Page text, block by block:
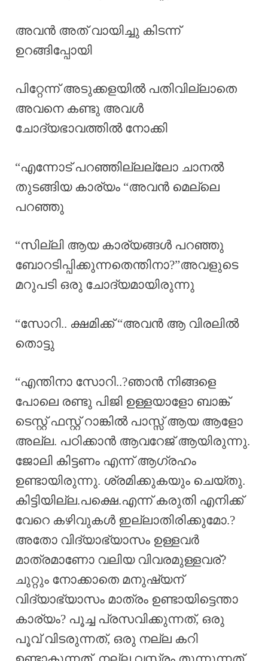
അവൻ അത് വായിച്ചു കിടന്ന്
ഉറങ്ങിപ്പോയി
പിറ്റേന്ന് അടുക്കളയിൽ പതിവില്ലാതെ
അവനെ കണ്ടു അവൾ
ചോദ്യഭാവത്തിൽ നോക്കി
“എന്നോട് പറഞ്ഞില്ലല്ലോ ചാനൽ
തുടങ്ങിയ കാര്യം “അവൻ മെല്ലെ
പറഞ്ഞു
“സില്ലി ആയ കാര്യങ്ങൾ പറഞ്ഞു
ബോറടിപ്പിക്കുന്നതെന്തിനാ?”അവളുടെ
മറുപടി ഒരു ചോദ്യമായിരുന്നു
“സോറി.. ക്ഷമിക്ക് “അവൻ ആ വിരലിൽ
തൊട്ടു
“എന്തിനാ സോറി..?ഞാൻ നിങ്ങളെ
പോലെ രണ്ടു പിജി ഉള്ളയാളോ ബാങ്ക്
ടെസ്റ്റ്‌ ഫസ്റ്റ് റാങ്കിൽ പാസ്സ് ആയ ആളോ
അല്ല. പഠിക്കാൻ ആവറേജ് ആയിരുന്നു.
ജോലി കിട്ടണം എന്ന് ആഗ്രഹം
ഉണ്ടായിരുന്നു. ശ്രമിക്കുകയും ചെയ്തു.
കിട്ടിയില്ല.പക്ഷെ.എന്ന് കരുതി എനിക്ക്
വേറെ കഴിവുകൾ ഇല്ലാതിരിക്കുമോ.?
അതോ വിദ്യാഭ്യാസം ഉള്ളവർ
മാത്രമാണോ വലിയ വിവരമുള്ളവര്?
ചുറ്റും നോക്കാതെ മനുഷ്യന്
വിദ്യാഭ്യാസം മാത്രം ഉണ്ടായിട്ടെന്താ
കാര്യം? പൂച്ച പ്രസവിക്കുന്നത്, ഒരു
പൂവ് വിടരുന്നത്, ഒരു നല്ല കറി